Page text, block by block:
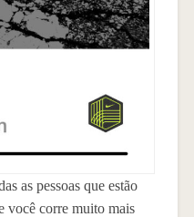
as pessoas que estão
você corre muito mais